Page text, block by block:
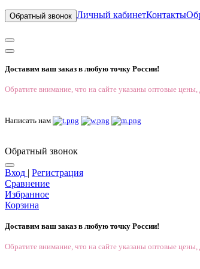
Обратный звонок Личный кабинетКонтакты
Доставим ваш заказ в любую точку России!
Обратите внимание, что на сайте указаны оптовые
Написать нам
Обратный звонок
Вход | Регистрация
Сравнение
Избранное
Корзина
Доставим ваш заказ в любую точку России!
Обратите внимание, что на сайте указаны оптовые